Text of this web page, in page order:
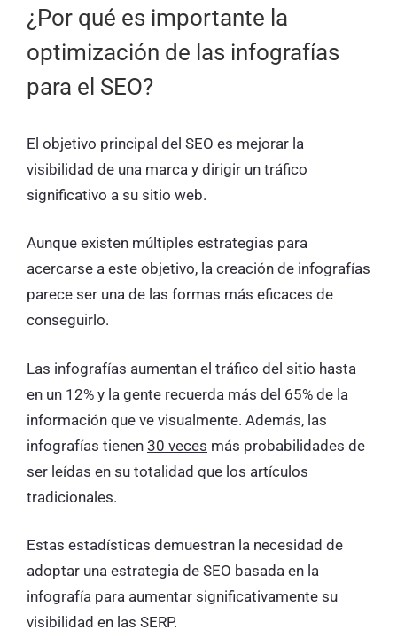
¿Por qué es importante la
optimización de las infografías
para el SEO?
El objetivo principal del SEO es mejorar la
visibilidad de una marca y dirigir un tráfico
significativo a su sitio web.
Aunque existen múltiples estrategias para
acercarse a este objetivo, la creación de infografías
parece ser una de las formas más eficaces de
conseguirlo.
Las infografías aumentan el tráfico del sitio hasta
en un 12% y la gente recuerda más del 65% de la
información que ve visualmente. Además, las
infografías tienen 30 veces más probabilidades de
ser leídas en su totalidad que los artículos
tradicionales.
Estas estadísticas demuestran la necesidad de
adoptar una estrategia de SEO basada en la
infografía para aumentar significativamente su
visibilidad en las SERP.